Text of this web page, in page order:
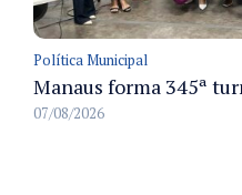
Política Municipal
07/08/2026